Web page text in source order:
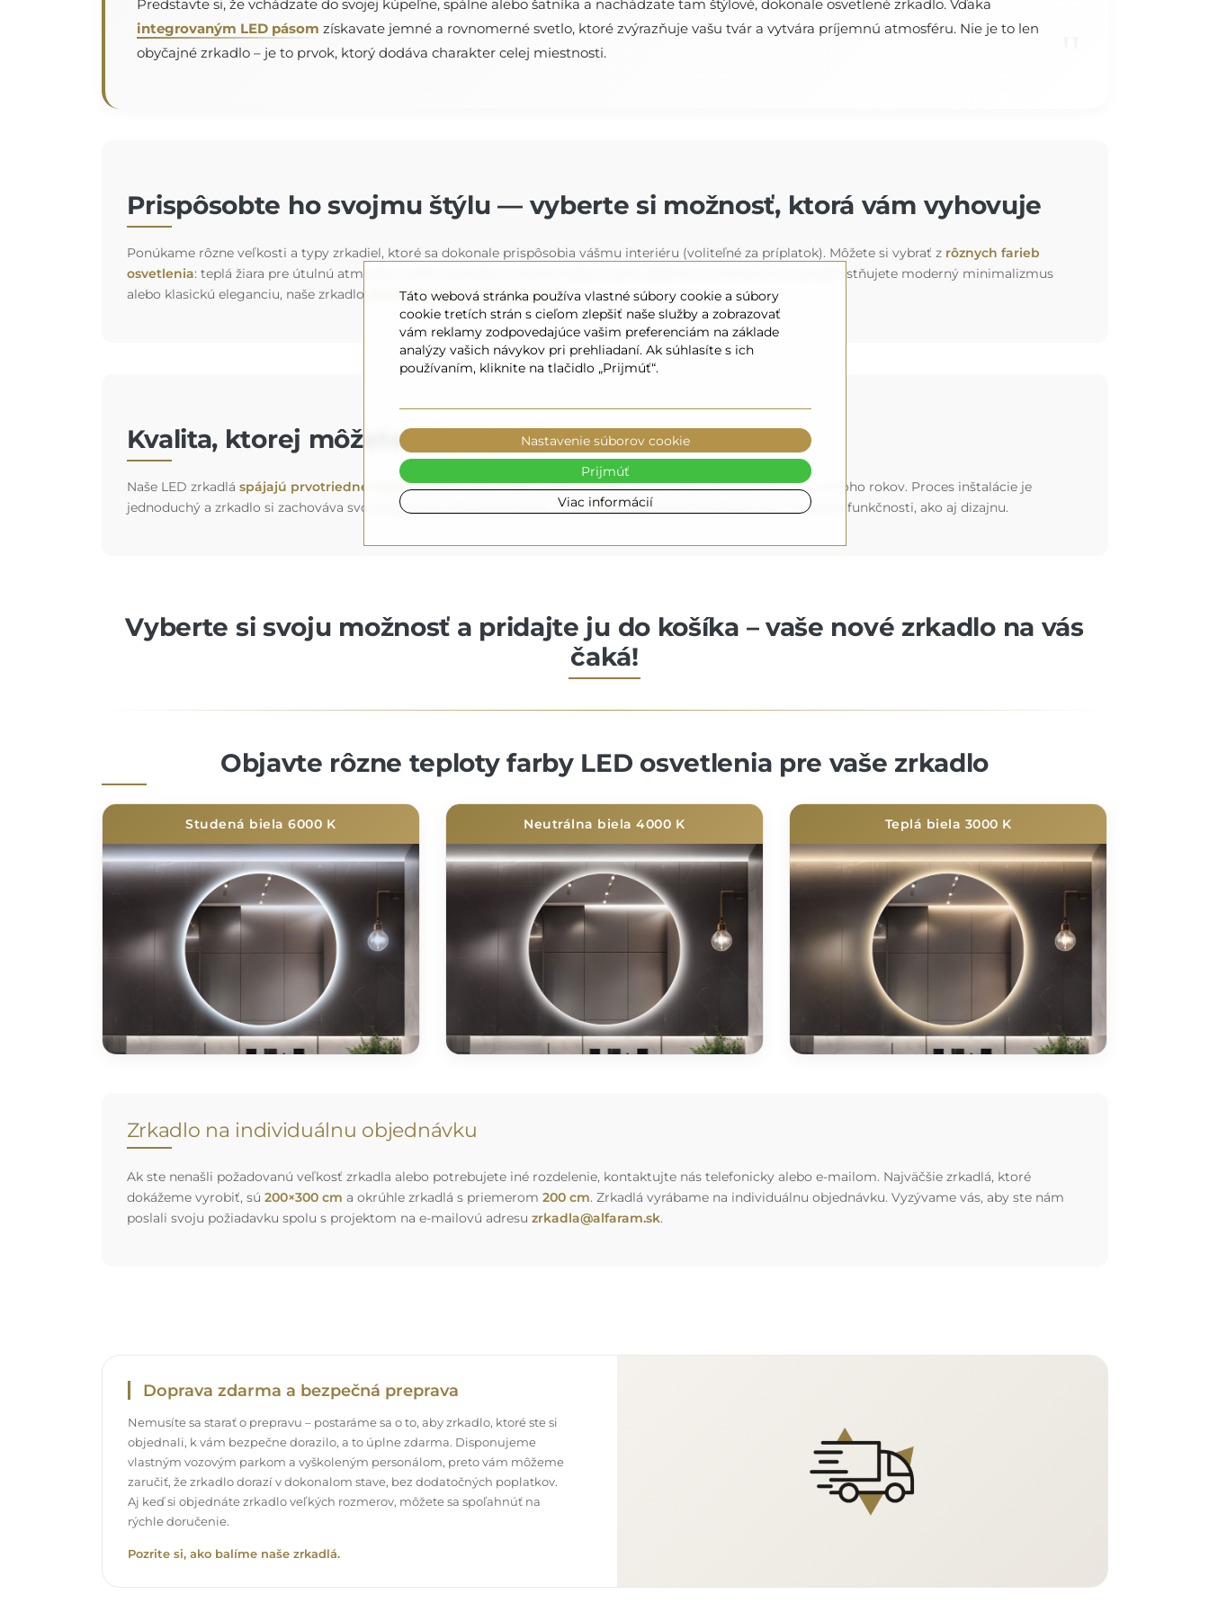
Predstavte si, že vchádzate do svojej kúpeľne, spálne alebo šatníka a nachádzate tam štýlové, dokonale osvetlené zrkadlo. Vďaka
integrovaným LED pásom získavate jemné a rovnomerné svetlo, ktoré zvýrazňuje vašu tvár a vytvára príjemnú atmosféru. Nie je to len
obyčajné zrkadlo – je to prvok, ktorý dodáva charakter celej miestnosti.
Prispôsobte ho svojmu štýlu — vyberte si možnosť, ktorá vám vyhovuje
Ponúkame rôzne veľkosti a typy zrkadiel, ktoré sa dokonale prispôsobia vášmu interiéru (voliteľné za príplatok). Môžete si vybrať z rôznych farieb
osvetlenia: teplá žiara pre útulnú atmosféru alebo jasnejšie a intenzívnejšie svetlo, ideálne na líčenie. Či už uprednostňujete moderný minimalizmus
alebo klasickú eleganciu, naše zrkadlo
dokonale doplní vašu výzdobu.
Kvalita, ktorej môžete dôverovať
Naše LED zrkadlá spájajú prvotriedne materiály so starostlivým spracovaním, čo zaručuje ich trvanlivosť na mnoho rokov. Proces inštalácie je
jednoduchý a zrkadlo si zachováva svoj elegantný vzhľad aj po čase. Je to investícia, ktorá sa vyplatí, tak z hľadiska funkčnosti, ako aj dizajnu.
Vyberte si svoju možnosť a pridajte ju do košíka – vaše nové zrkadlo na vás
čaká!
Objavte rôzne teploty farby LED osvetlenia pre vaše zrkadlo
Studená biela 6000 K Neutrálna biela 4000 K Teplá biela 3000 K
Zrkadlo na individuálnu objednávku
Ak ste nenašli požadovanú veľkosť zrkadla alebo potrebujete iné rozdelenie, kontaktujte nás telefonicky alebo e-mailom. Najväčšie zrkadlá, ktoré
dokážeme vyrobiť, sú 200×300 cm a okrúhle zrkadlá s priemerom 200 cm. Zrkadlá vyrábame na individuálnu objednávku. Vyzývame vás, aby ste nám
poslali svoju požiadavku spolu s projektom na e-mailovú adresu zrkadla@alfaram.sk.
Doprava zdarma a bezpečná preprava
Nemusíte sa starať o prepravu – postaráme sa o to, aby zrkadlo, ktoré ste si
objednali, k vám bezpečne dorazilo, a to úplne zdarma. Disponujeme
vlastným vozovým parkom a vyškoleným personálom, preto vám môžeme
zaručiť, že zrkadlo dorazí v dokonalom stave, bez dodatočných poplatkov.
Aj keď si objednáte zrkadlo veľkých rozmerov, môžete sa spoľahnúť na
rýchle doručenie.
Pozrite si, ako balíme naše zrkadlá.
Táto webová stránka používa vlastné súbory cookie a súbory
cookie tretích strán s cieľom zlepšiť naše služby a zobrazovať
vám reklamy zodpovedajúce vašim preferenciám na základe
analýzy vašich návykov pri prehliadaní. Ak súhlasíte s ich
používaním, kliknite na tlačidlo „Prijmúť“.
Viac informácií
Nastavenie súborov cookie
Prijmúť